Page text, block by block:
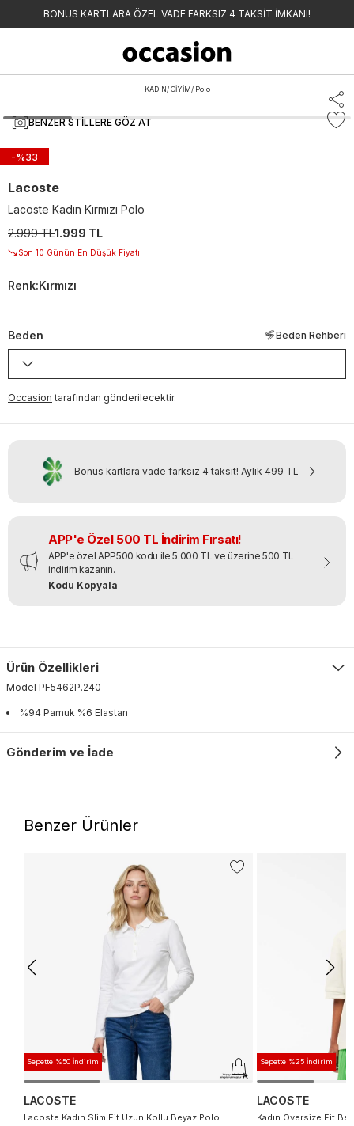
BONUS KARTLARA ÖZEL VADE FARKSIZ 4 TAKSİT İMKANI!
KADIN/ GİYİM/ Polo
BENZER STILLERE GÖZ AT
-%33
Lacoste
Lacoste Kadın Kırmızı Polo
2.999 TL1.999 TL
Son 10 Günün En Düşük Fiyatı
Renk:Kırmızı
Beden Beden Rehberi
Occasion tarafından gönderilecektir.
Bonus kartlara vade farksız 4 taksit! Aylık 499 TL
APP'e Özel 500 TL İndirim Fırsatı!
APP'e özel APP500 kodu ile 5.000 TL ve üzerine 500 TL
indirim kazanın.
Kodu Kopyala
Ürün Özellikleri
Model PF5462P.240
%94 Pamuk %6 Elastan
Gönderim ve İade
Benzer Ürünler
Sepette %50 İndirim
LACOSTE
Lacoste Kadın Slim Fit Uzun Kollu Beyaz Polo
Sepette %25 İndirim
LACOSTE
Kadın Oversize Fit